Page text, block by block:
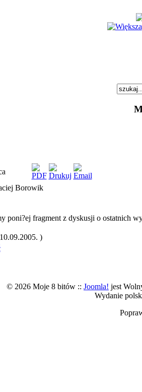
Borowik
poni?ej fragment z dyskusji o ostatnich
)
© 2026 Moje 8 bitów :: Joomla! jest
Wydanie